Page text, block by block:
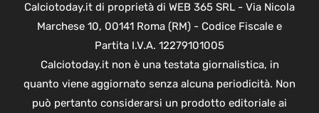
Calciotoday.it di proprietà di WEB 365 SRL - Via Nicola
Marchese 10, 00141 Roma (RM) - Codice Fiscale e
Partita I.V.A. 12279101005
Calciotoday.it non è una testata giornalistica, in
quanto viene aggiornato senza alcuna periodicità. Non
può pertanto considerarsi un prodotto editoriale ai